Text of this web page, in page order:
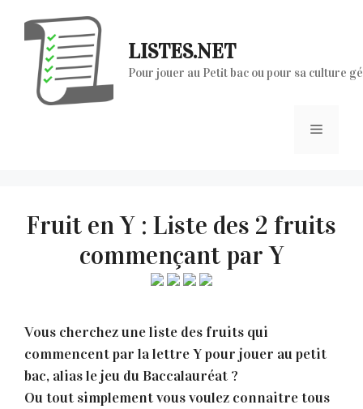
contenu
LISTES.NET
Pour jouer au Petit bac ou pour sa culture
Menu
Fruit en Y : Liste des 2 fruits
commençant par Y
Vous cherchez une liste des fruits qui
commencent par la lettre Y pour jouer au petit
bac, alias le jeu du Baccalauréat ?
Ou tout simplement vous voulez connaitre tous